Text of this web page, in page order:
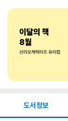
도서정보